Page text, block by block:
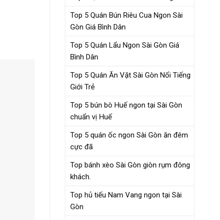
Top 5 Quán Bún Riêu Cua Ngon Sài
Gòn Giá Bình Dân
Top 5 Quán Lẩu Ngon Sài Gòn Giá
Bình Dân
Top 5 Quán Ăn Vặt Sài Gòn Nổi Tiếng
Giới Trẻ
Top 5 bún bò Huế ngon tại Sài Gòn
chuẩn vị Huế
Top 5 quán ốc ngon Sài Gòn ăn đêm
cực đã
Top bánh xèo Sài Gòn giòn rụm đông
khách.
Top hủ tiếu Nam Vang ngon tại Sài
Gòn